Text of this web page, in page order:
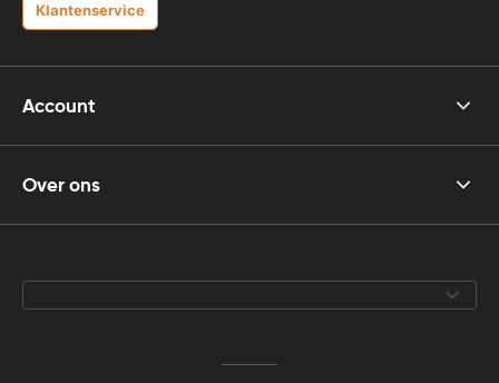
Klantenservice
Account
Over ons